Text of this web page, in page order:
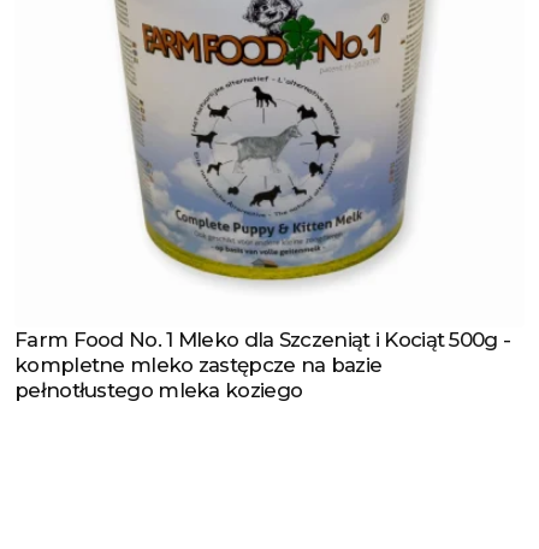
Zobacz produkt
Farm Food No. 1 Mleko dla Szczeniąt i Kociąt 500g -
kompletne mleko zastępcze na bazie
pełnotłustego mleka koziego